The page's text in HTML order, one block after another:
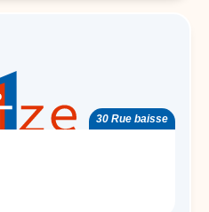
30 Rue baisse